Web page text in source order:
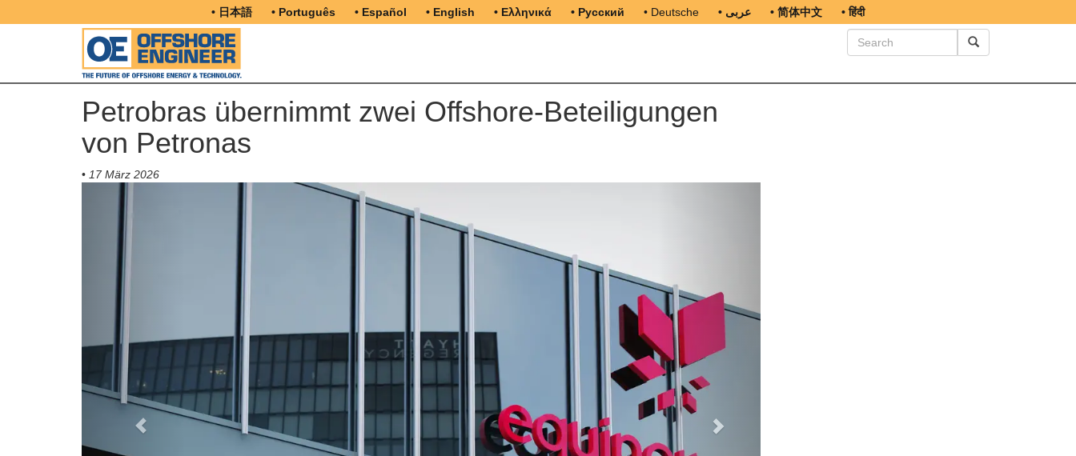
• 日本語 • Português • Español • English • Ελληνικά • Русский • Deutsche • عربى • 简体中文 • हिंदी
Petrobras übernimmt zwei Offshore-Beteiligungen
von Petronas
• 17 März 2026